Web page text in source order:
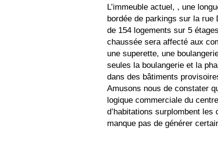
L’immeuble actuel, , une
bordée de parkings sur la
de 154 logements sur 5
chaussée sera affecté aux
une superette, une
seules la boulangerie et la
dans des bâtiments
Amusons nous de constater
logique commerciale du
d’habitations surplombent
manque pas de générer